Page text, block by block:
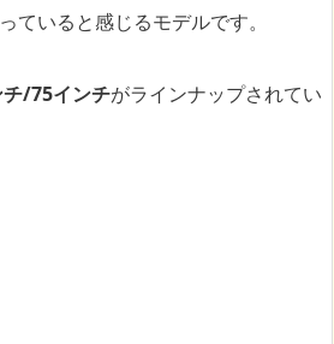
ていると感じるモデルです。
/75インチがラインナップされてい